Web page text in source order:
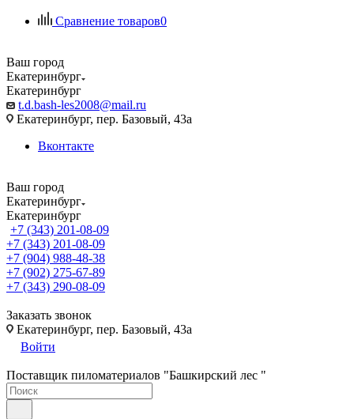
Сравнение товаров0
Ваш город
Екатеринбург
Екатеринбург
t.d.bash-les2008@mail.ru
Екатеринбург, пер. Базовый, 43а
Вконтакте
Ваш город
Екатеринбург
Екатеринбург
+7 (343) 201-08-09
+7 (343) 201-08-09
+7 (904) 988-48-38
+7 (902) 275-67-89
+7 (343) 290-08-09
Заказать звонок
Екатеринбург, пер. Базовый, 43а
Войти
Поставщик пиломатериалов "Башкирский лес "